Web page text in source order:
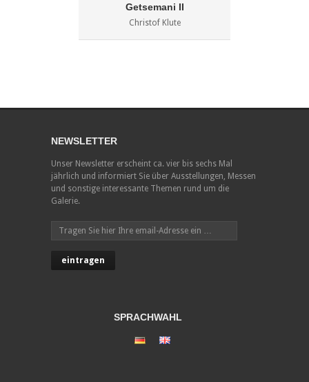
Getsemani II
Christof Klute
NEWSLETTER
Unser Newsletter erscheint ca. vier bis sechs Mal
jährlich und informiert Sie über Ausstellungen, Messen
und sonstige interessante Themen rund um die
Galerie.
SPRACHWAHL